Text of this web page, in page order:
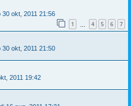
30 okt, 2011 21:56
1 4 5 6 7
30 okt, 2011 21:50
2011 19:42